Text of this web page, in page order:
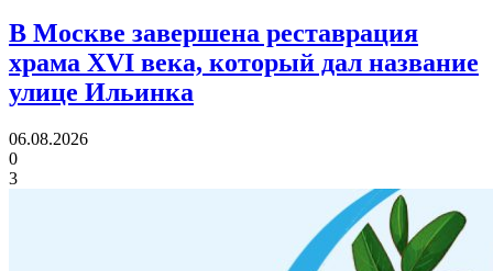
В Москве завершена реставрация
храма XVI века, который дал название
улице Ильинка
06.08.2026
0
3